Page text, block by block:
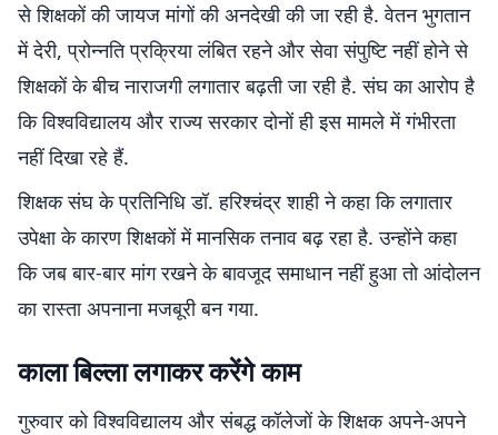
से शिक्षकों की जायज मांगों की अनदेखी की जा रही है. वेतन भुगतान
में देरी, प्रोन्नति प्रक्रिया लंबित रहने और सेवा संपुष्टि नहीं होने से
शिक्षकों के बीच नाराजगी लगातार बढ़ती जा रही है. संघ का आरोप है
कि विश्वविद्यालय और राज्य सरकार दोनों ही इस मामले में गंभीरता
नहीं दिखा रहे हैं.
शिक्षक संघ के प्रतिनिधि डॉ. हरिश्चंद्र शाही ने कहा कि लगातार
उपेक्षा के कारण शिक्षकों में मानसिक तनाव बढ़ रहा है. उन्होंने कहा
कि जब बार-बार मांग रखने के बावजूद समाधान नहीं हुआ तो आंदोलन
का रास्ता अपनाना मजबूरी बन गया.
काला बिल्ला लगाकर करेंगे काम
गुरुवार को विश्वविद्यालय और संबद्ध कॉलेजों के शिक्षक अपने-अपने